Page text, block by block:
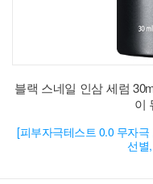
블랙 스네일 인삼 세럼
이
[피부자극테스트 0.0 무자
선별